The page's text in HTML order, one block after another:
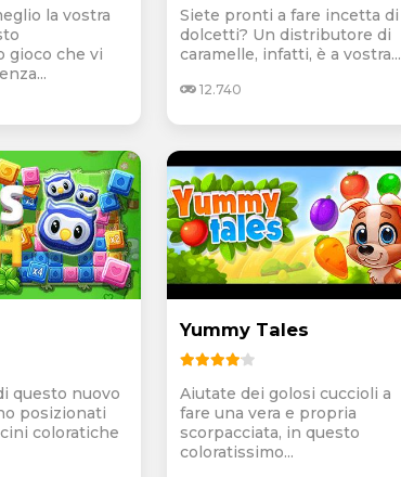
la vostra
gioco che vi
Siete pronti a fare incetta di
dolcetti? Un distributore di
caramelle, infatti, è a vostra...
12.740
questo nuovo
posizionati
coloratiche
Yummy Tales
Aiutate dei golosi cuccioli a
fare una vera e propria
scorpacciata, in questo
coloratissimo...